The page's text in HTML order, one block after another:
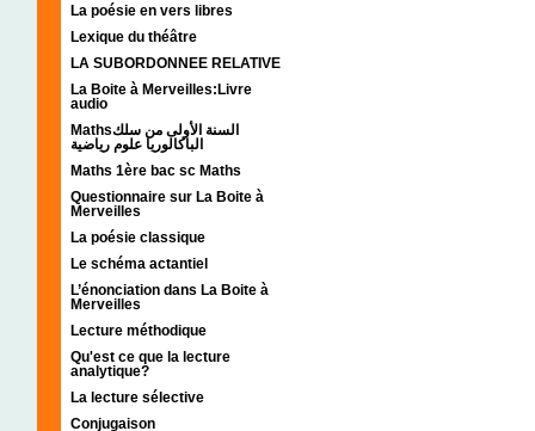
La poésie en vers libres
Lexique du théâtre
LA SUBORDONNEE RELATIVE
La Boite à Merveilles:Livre
audio
Mathsالسنة الأولى من سلك
الباكالوريا علوم رياضية
Maths 1ère bac sc Maths
Questionnaire sur La Boite à
Merveilles
La poésie classique
Le schéma actantiel
L’énonciation dans La Boite à
Merveilles
Lecture méthodique
Qu'est ce que la lecture
analytique?
La lecture sélective
Conjugaison